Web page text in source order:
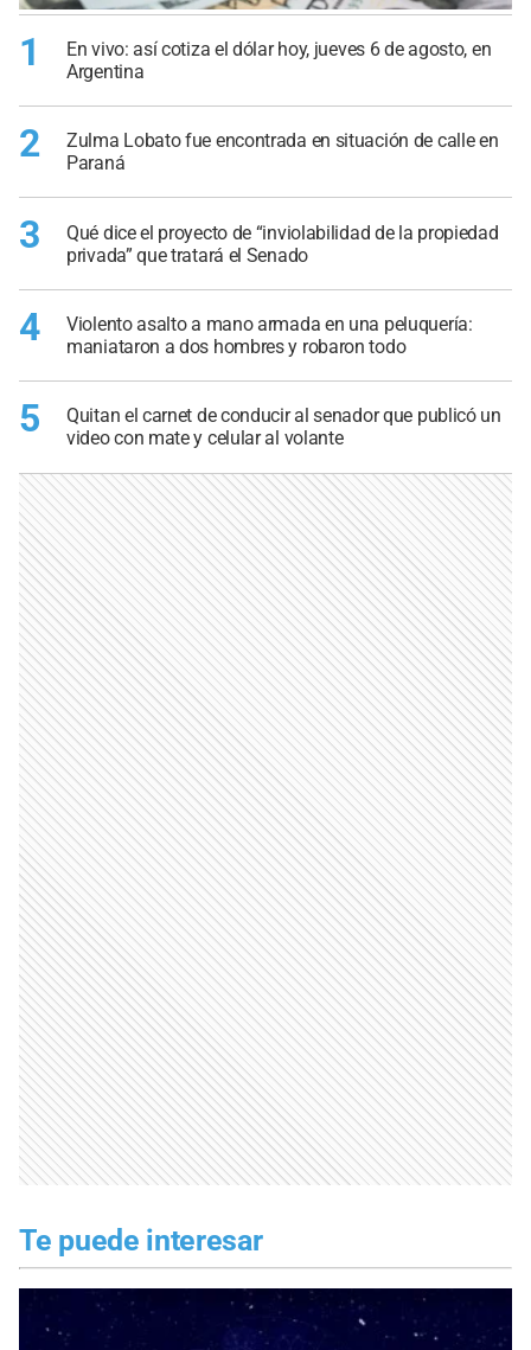
1
En vivo: así cotiza el dólar hoy, jueves 6 de agosto, en
Argentina
2
Zulma Lobato fue encontrada en situación de calle en
Paraná
3
Qué dice el proyecto de “inviolabilidad de la propiedad
privada” que tratará el Senado
4
Violento asalto a mano armada en una peluquería:
maniataron a dos hombres y robaron todo
5
Quitan el carnet de conducir al senador que publicó un
video con mate y celular al volante
Te puede interesar